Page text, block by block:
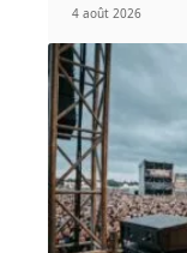
4 août 2026